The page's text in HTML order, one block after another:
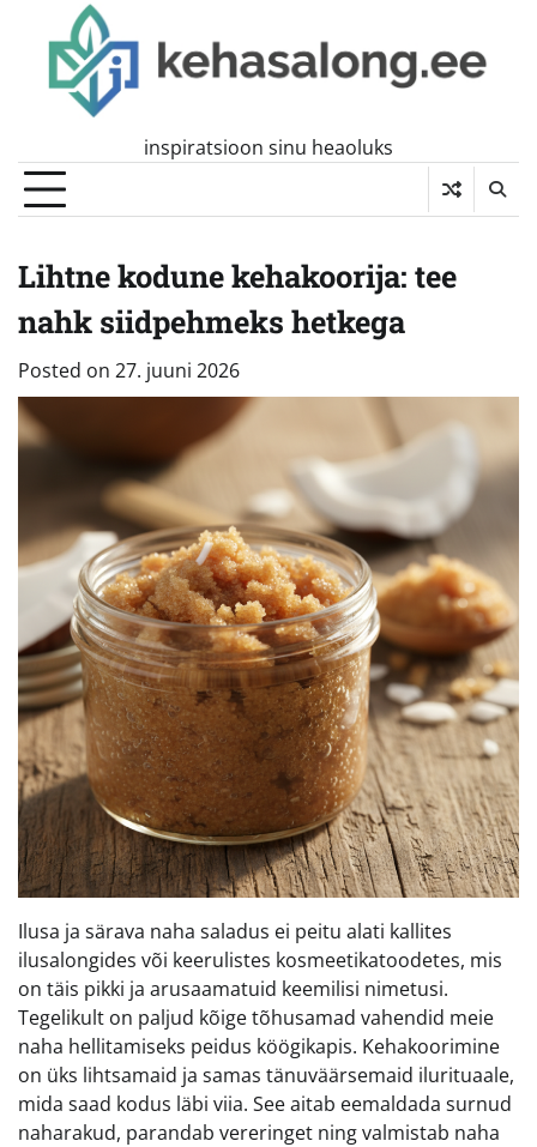
content
inspiratsioon sinu heaoluks
Lihtne kodune kehakoorija: tee
nahk siidpehmeks hetkega
Posted on 27. juuni 2026
Ilusa ja särava naha saladus ei peitu alati kallites
ilusalongides või keerulistes kosmeetikatoodetes, mis
on täis pikki ja arusaamatuid keemilisi nimetusi.
Tegelikult on paljud kõige tõhusamad vahendid meie
naha hellitamiseks peidus köögikapis. Kehakoorimine
on üks lihtsamaid ja samas tänuväärsemaid ilurituaale,
mida saad kodus läbi viia. See aitab eemaldada surnud
naharakud, parandab vereringet ning valmistab naha